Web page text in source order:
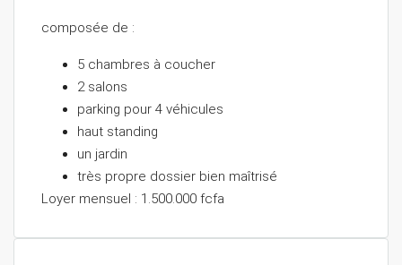
composée de :
5 chambres à coucher
2 salons
parking pour 4 véhicules
haut standing
un jardin
très propre dossier bien maîtrisé
Loyer mensuel : 1.500.000 fcfa